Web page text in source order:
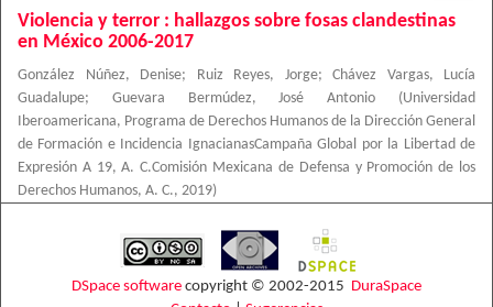
Violencia y terror : hallazgos sobre fosas clandestinas
en México 2006-2017
González Núñez, Denise; Ruiz Reyes, Jorge; Chávez Vargas, Lucía
Guadalupe; Guevara Bermúdez, José Antonio (Universidad
Iberoamericana, Programa de Derechos Humanos de la Dirección General
de Formación e Incidencia IgnacianasCampaña Global por la Libertad de
Expresión A 19, A. C.Comisión Mexicana de Defensa y Promoción de los
Derechos Humanos, A. C., 2019)
DSpace software copyright © 2002-2015 DuraSpace